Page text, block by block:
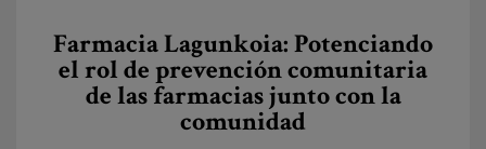
Farmacia Lagunkoia: Potenciando
el rol de prevención comunitaria
de las farmacias junto con la
comunidad